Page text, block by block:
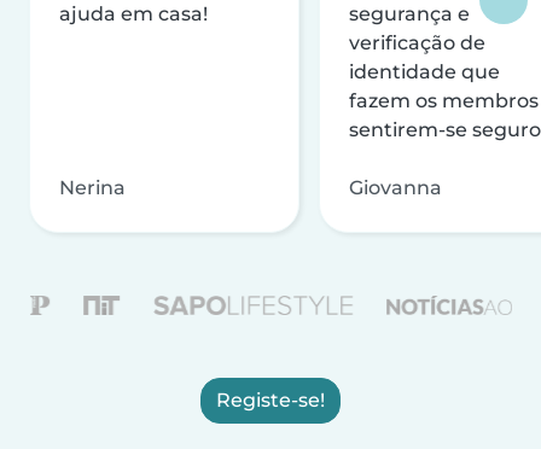
ajuda em casa!
Nerina
segurança e
verificação de
identidade que
fazem os membros
sentirem-se
Giovanna
Registe-se!